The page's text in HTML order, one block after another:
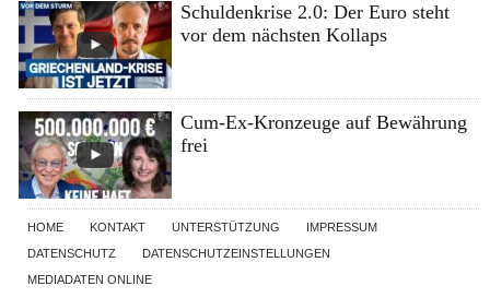
Schuldenkrise 2.0: Der Euro steht
vor dem nächsten Kollaps
Cum-Ex-Kronzeuge auf Bewährung
frei
HOME KONTAKT UNTERSTÜTZUNG
IMPRESSUM
DATENSCHUTZ
DATENSCHUTZEINSTELLUNGEN
MEDIADATEN ONLINE